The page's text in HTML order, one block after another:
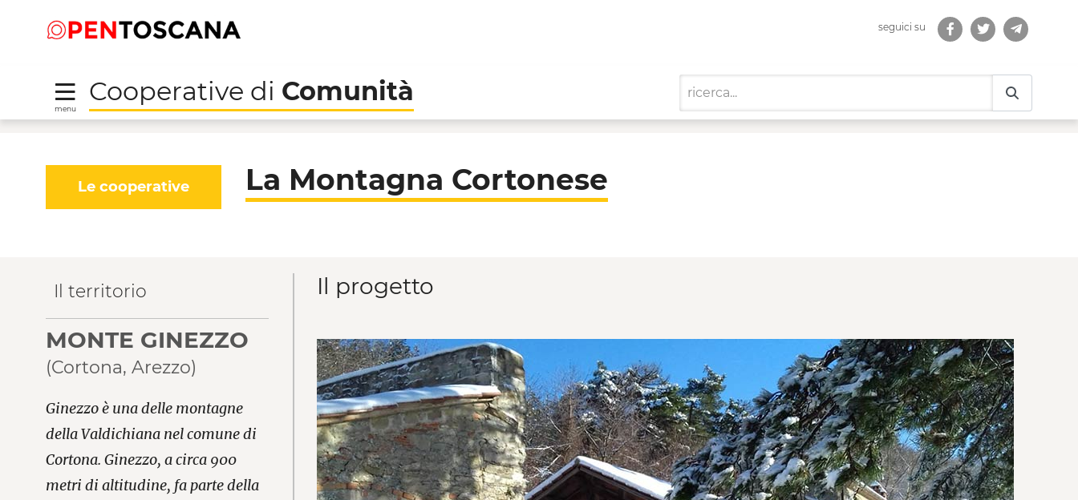
seguici su
menu
Cooperative di Comunità
La Montagna Cortonese - Cooperative di Comunità
Le cooperative La Montagna Cortonese
Il territorio
MONTE GINEZZO
(Cortona, Arezzo)
Ginezzo è una delle montagne
della Valdichiana nel comune di
Cortona. Ginezzo, a circa 900
metri di altitudine, fa parte della
Il progetto